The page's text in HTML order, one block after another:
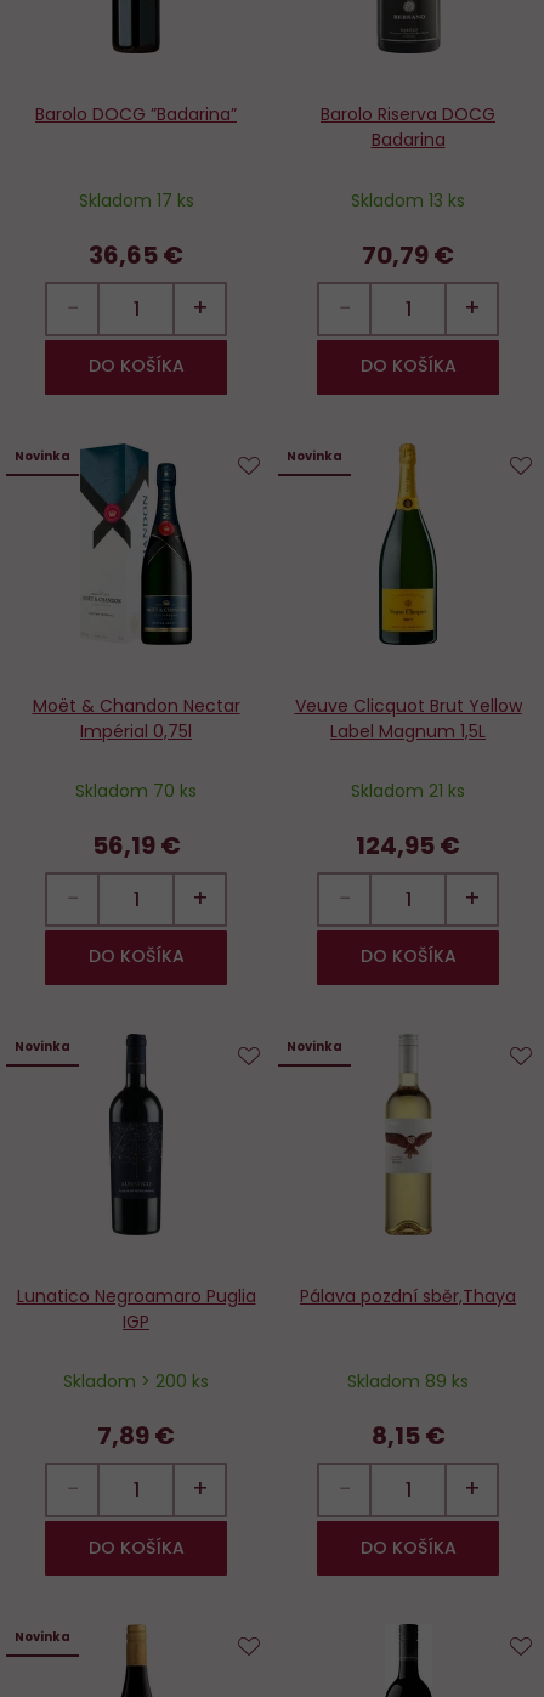
Barolo DOCG ”Badarina”
Skladom 17 ks
36,65 €
− +
DO KOŠÍKA
Barolo Riserva DOCG
Badarina
Skladom 13 ks
70,79 €
− +
DO KOŠÍKA
Novinka
Moët & Chandon Nectar
Impérial 0,75l
Skladom 70 ks
56,19 €
− +
DO KOŠÍKA
Novinka
Veuve Clicquot Brut Yellow
Label Magnum 1,5L
Skladom 21 ks
124,95 €
− +
DO KOŠÍKA
Novinka
Lunatico Negroamaro Puglia
IGP
Skladom > 200 ks
7,89 €
− +
DO KOŠÍKA
Novinka
Pálava pozdní sběr,Thaya
Skladom 89 ks
8,15 €
− +
DO KOŠÍKA
Novinka